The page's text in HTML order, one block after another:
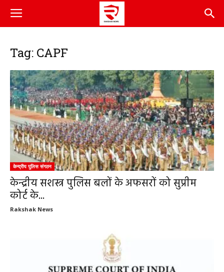
Tag: CAPF
केन्द्रीय पुलिस संगठन
केन्द्रीय सशस्त्र पुलिस बलों के अफसरों को सुप्रीम
कोर्ट के...
Rakshak News